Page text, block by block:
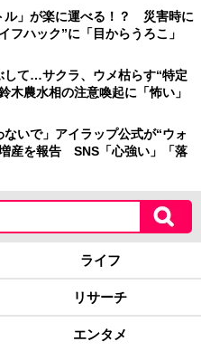
ル」が楽に運べる！？ 災害時に
フハック”に「目からうろこ」
して…サクラ、ウメ枯らす“特定
農水相の注意喚起に「怖い」
ないで」アイラップ公式が“ウォ
産を報告 SNS「心強い」「落
ライフ
リサーチ
エンタメ